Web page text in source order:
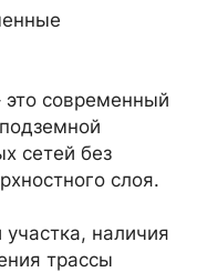
это современный
сетей без
слоя.
участка, наличия
трассы